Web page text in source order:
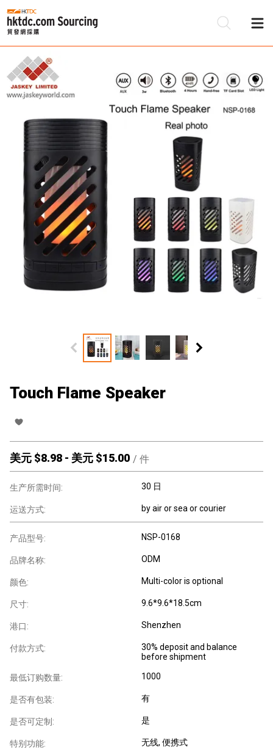
Touch Flame Speaker
美元 $8.98 - 美元 $15.00 / 件
生产所需时间: 30 日
运送方式: by air or sea or courier
产品型号: NSP-0168
品牌名称: ODM
颜色: Multi-color is optional
尺寸: 9.6*9.6*18.5cm
港口: Shenzhen
付款方式:
30% deposit and balance
before shipment
最低订购数量: 1000
是否有包装: 有
是否可定制: 是
特别功能: 无线, 便携式